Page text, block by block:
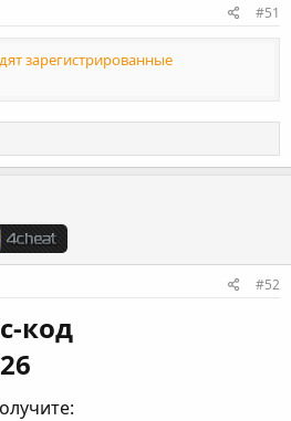
#51
зарегистрированные
#52
код